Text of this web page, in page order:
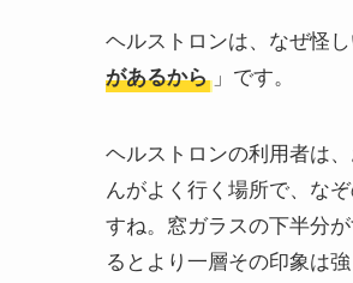
ヘルストロンは、なぜ怪
があるから
ヘルストロンの利用者は
んがよく行く場所で、な
すね。窓ガラスの下半分